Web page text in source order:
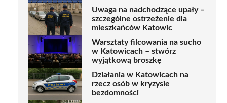
Uwaga na nadchodzące upały –
szczególne ostrzeżenie dla
mieszkańców Katowic
Warsztaty filcowania na sucho
w Katowicach – stwórz
wyjątkową broszkę
Działania w Katowicach na
rzecz osób w kryzysie
bezdomności